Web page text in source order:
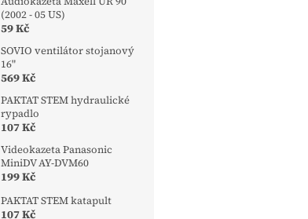
(2002 - 05 US)
59 Kč
SOVIO ventilátor stojanový
16"
569 Kč
PAKTAT STEM hydraulické
rypadlo
107 Kč
Videokazeta Panasonic
MiniDV AY-DVM60
199 Kč
PAKTAT STEM katapult
107 Kč